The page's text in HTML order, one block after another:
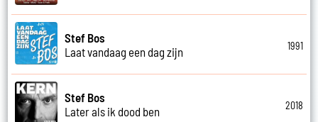
Stef Bos
Laat vandaag een dag zijn
1991
Stef Bos
Later als ik dood ben
2018